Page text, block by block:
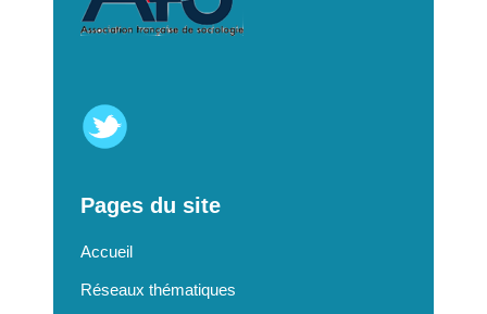
Pages du site
Accueil
Réseaux thématiques